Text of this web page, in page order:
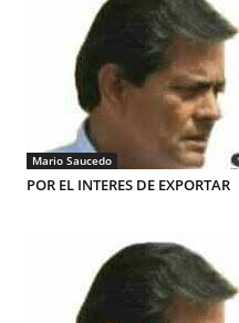
Mario Saucedo
POR EL INTERES DE EXPORTAR